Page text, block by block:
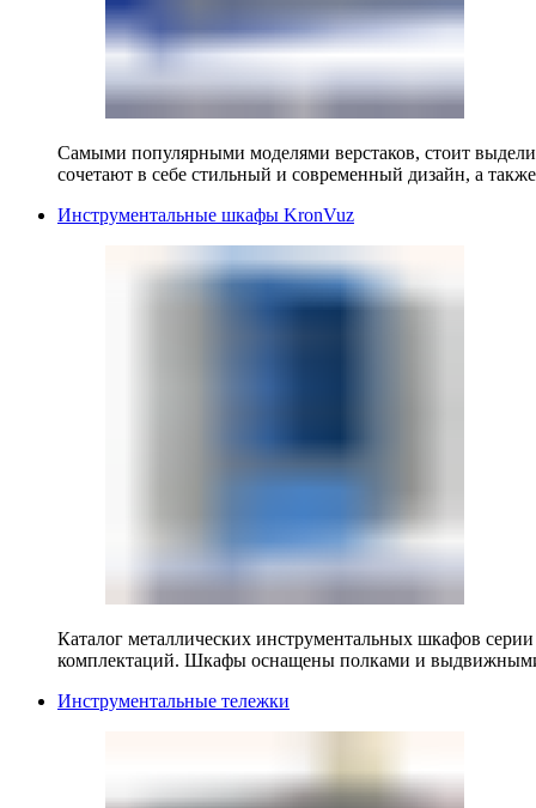
Самыми популярными моделями верстаков, стоит
сочетают в себе стильный и современный дизайн, а
Инструментальные шкафы KronVuz
Каталог металлических инструментальных шкафов
комплектаций. Шкафы оснащены полками и
Инструментальные тележки